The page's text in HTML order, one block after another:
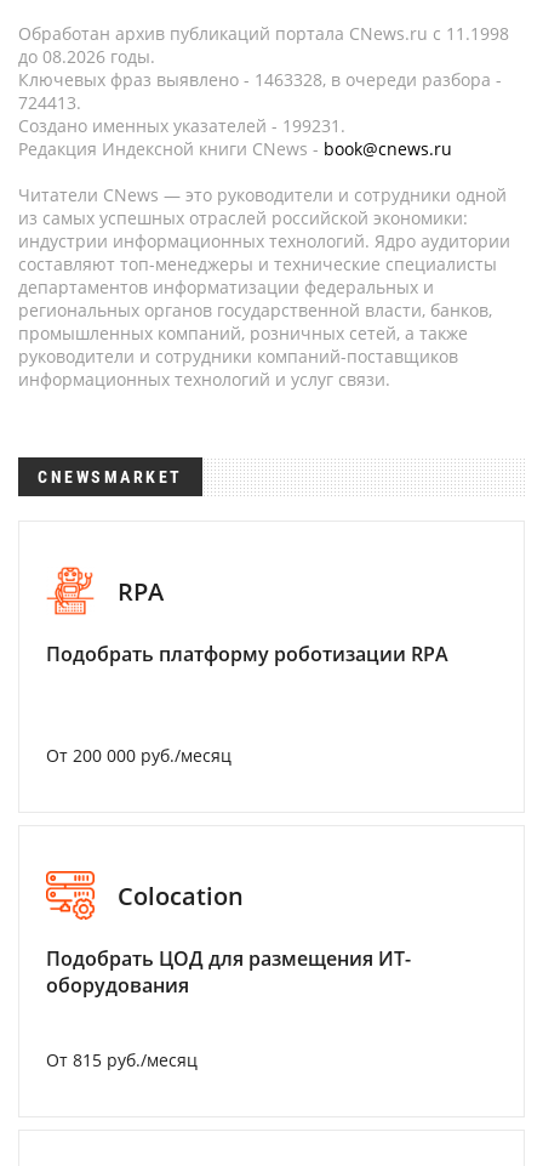
Обработан архив публикаций портала CNews.ru c 11.1998
до 08.2026 годы.
Ключевых фраз выявлено - 1463328, в очереди разбора -
724413.
Создано именных указателей - 199231.
Редакция Индексной книги CNews - book@cnews.ru
Читатели CNews — это руководители и сотрудники одной
из самых успешных отраслей российской экономики:
индустрии информационных технологий. Ядро аудитории
составляют топ-менеджеры и технические специалисты
департаментов информатизации федеральных и
региональных органов государственной власти, банков,
промышленных компаний, розничных сетей, а также
руководители и сотрудники компаний-поставщиков
информационных технологий и услуг связи.
CNEWSMARKET
RPA
Подобрать платформу роботизации RPA
От 200 000 руб./месяц
Colocation
Подобрать ЦОД для размещения ИТ-
оборудования
От 815 руб./месяц